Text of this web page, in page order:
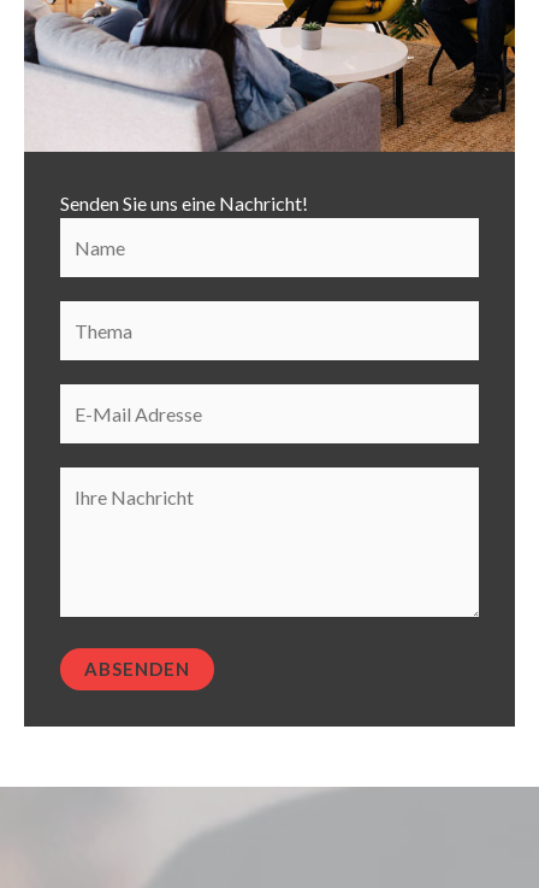
Senden Sie uns eine Nachricht!
ABSENDEN